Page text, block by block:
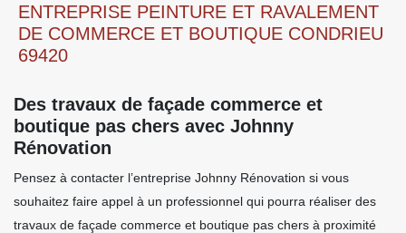
ENTREPRISE PEINTURE ET RAVALEMENT
DE COMMERCE ET BOUTIQUE CONDRIEU
69420
Des travaux de façade commerce et
boutique pas chers avec Johnny
Rénovation
Pensez à contacter l’entreprise Johnny Rénovation si vous
souhaitez faire appel à un professionnel qui pourra réaliser des
travaux de façade commerce et boutique pas chers à proximité